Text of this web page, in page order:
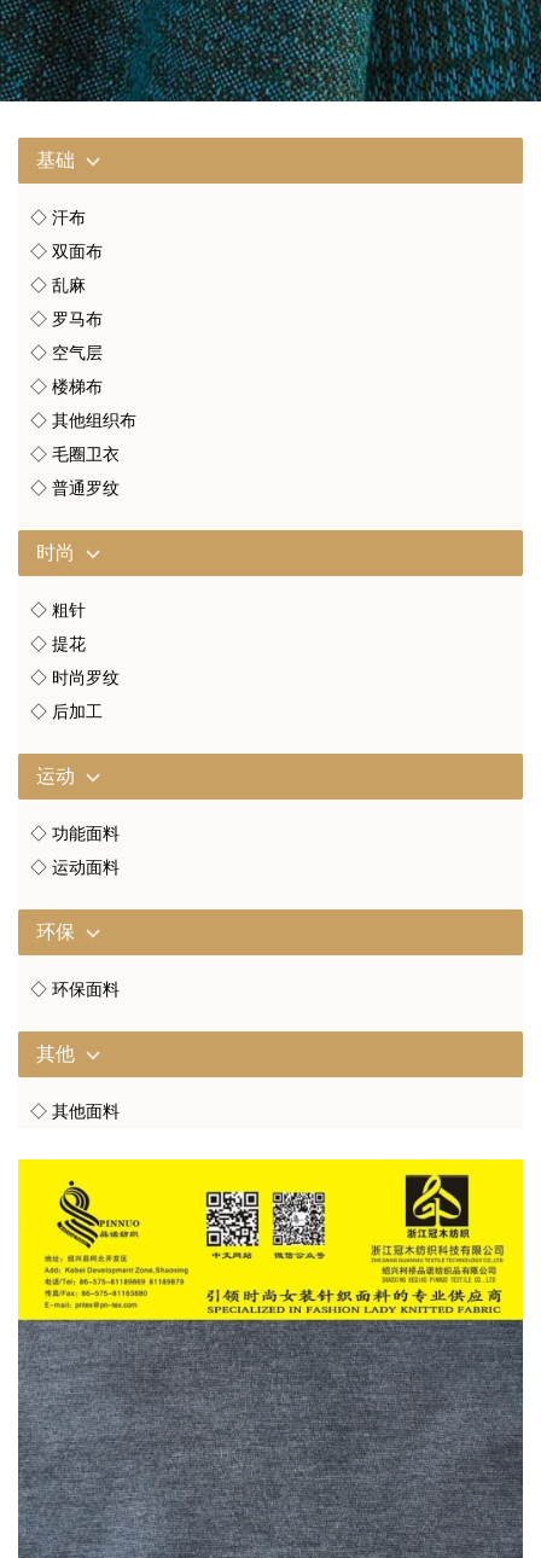
基础
◇ 汗布
◇ 双面布
◇ 乱麻
◇ 罗马布
◇ 空气层
◇ 楼梯布
◇ 其他组织布
◇ 毛圈卫衣
◇ 普通罗纹
时尚
◇ 粗针
◇ 提花
◇ 时尚罗纹
◇ 后加工
运动
◇ 功能面料
◇ 运动面料
环保
◇ 环保面料
其他
◇ 其他面料